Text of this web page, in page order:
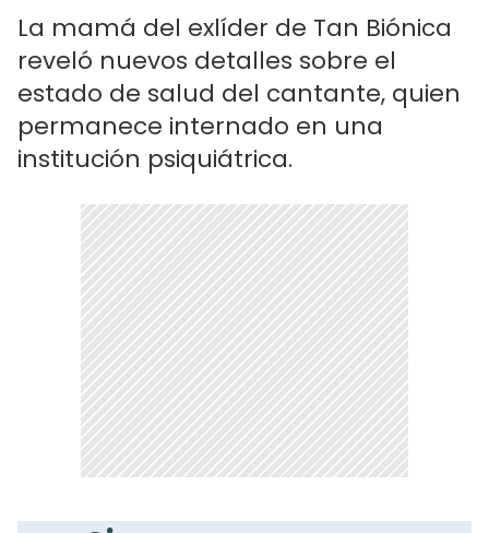
La mamá del exlíder de Tan Biónica
reveló nuevos detalles sobre el
estado de salud del cantante, quien
permanece internado en una
institución psiquiátrica.